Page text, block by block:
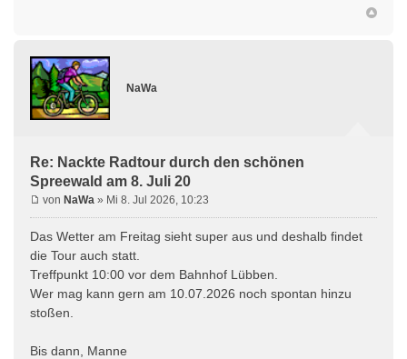
NaWa
Re: Nackte Radtour durch den schönen
Spreewald am 8. Juli 20
von NaWa » Mi 8. Jul 2026, 10:23
Das Wetter am Freitag sieht super aus und deshalb findet
die Tour auch statt.
Treffpunkt 10:00 vor dem Bahnhof Lübben.
Wer mag kann gern am 10.07.2026 noch spontan hinzu
stoßen.
Bis dann, Manne